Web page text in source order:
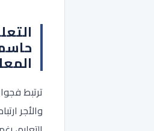
ترتبط
والأجر